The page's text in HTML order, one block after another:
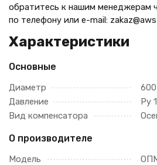
обратитесь к нашим менеджерам
по телефону или e-mail:
Характеристики
Основные
Диаметр
Давление
Ру
Вид компенсатора
О производителе
Модель